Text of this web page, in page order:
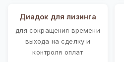
Диадок для лизинга
для сокращения времени
выхода на сделку и
контроля оплат